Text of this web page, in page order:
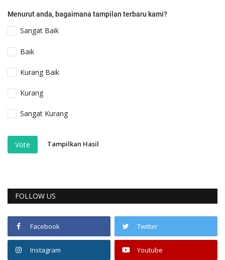
Menurut anda, bagaimana tampilan terbaru kami?
Sangat Baik
Baik
Kurang Baik
Kurang
Sangat Kurang
Vote Tampilkan Hasil
FOLLOW US
Facebook Twitter
Instagram Youtube